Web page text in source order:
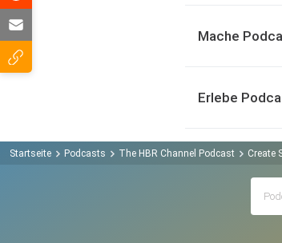
Mache
Erlebe
Startseite Podcasts The HBR Channel Podcast Create